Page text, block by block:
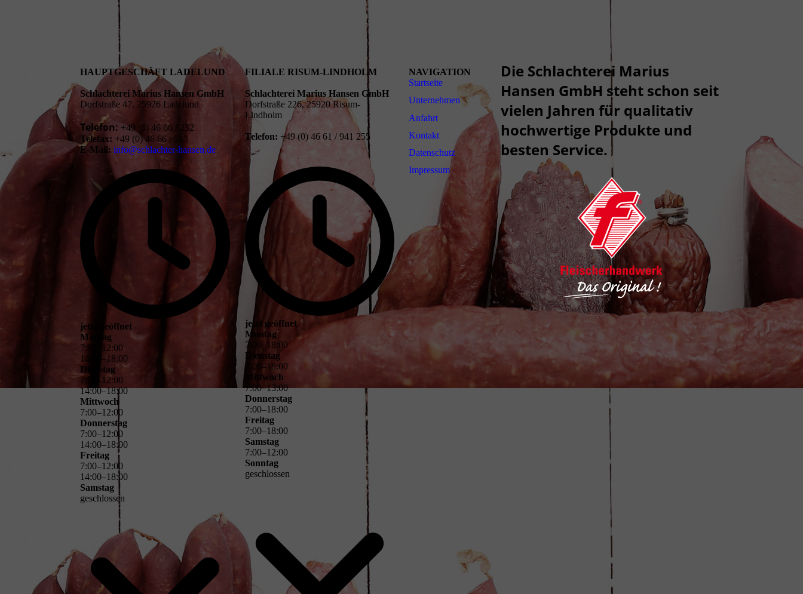
HAUPTGESCHÄFT LADELUND
Schlachterei Marius Hansen GmbH
Dorfstraße 47, 25926 Ladelund
Telefon: +49 (0) 46 66 / 232
Telefax: +49 (0) 46 66 / 513
E-Mail: info@schlachter-hansen.de
jetzt geöffnet
Montag
7:00 12:00
14
00–18:00
Dienstag
7:00 –12:00
14:00–18:00
Mittwoch
7:00–12:00
Donnerstag
7:00–12:00
14:00–18:00
Freitag
7:00–12:00
14:00–18:00
Samstag
geschlossen
FILIALE RISUM-LINDHOLM
Schlachterei Marius Hansen GmbH
Dorfstraße 226, 25920 Risum-
Lindholm
Telefon: +49 (0) 46 61 / 941 255
jetzt geöffnet
Montag
7
00– 18:00
Dienstag
7
00–18:00
Mittwoch
7:00–13:00
Donnerstag
7:00–18:00
Freitag
7:00–18:00
Samstag
7:00–12:00
Sonntag
geschlossen
NAVIGATION
Startseite
Unternehmen
Anfahrt
Kontakt
Daten­schutz
Impressum
Die Schlachterei Marius
Hansen GmbH steht schon seit
vielen Jahren für qualitativ
hochwertige Produkte und
besten Service.